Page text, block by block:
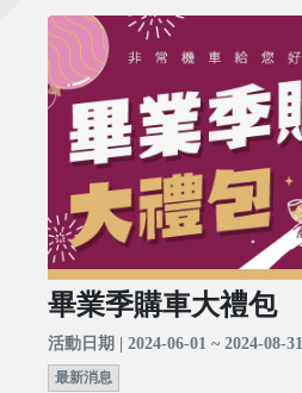
畢業季購車大禮包
活動日期 | 2024-06-01 ~ 2024-08-31
最新消息